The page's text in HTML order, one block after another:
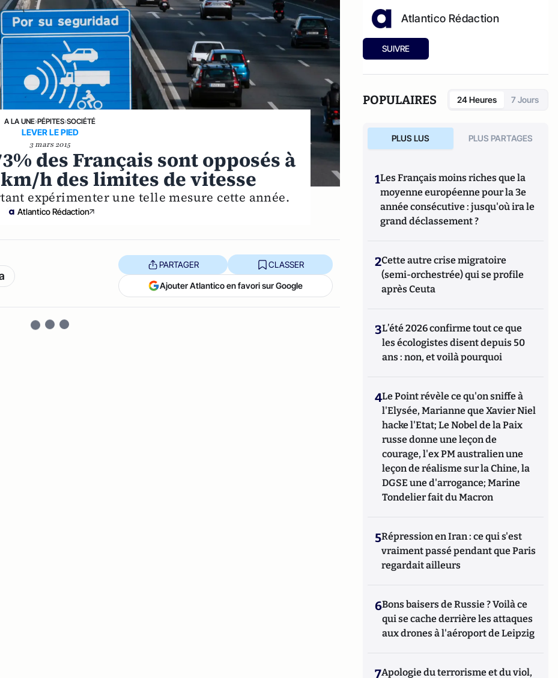
A LA UNE›PÉPITES›SOCIÉTÉ
LEVER LE PIED
3 mars 2015
des Français sont opposés à
h des limites de vitesse
expérimenter une telle mesure cette année.
Atlantico Rédaction
PARTAGER CLASSER
Ajouter Atlantico en favori sur Google
Atlantico Rédaction
SUIVRE
POPULAIRES 24 Heures 7 Jours
PLUS LUS PLUS PARTAGES
1Les Français moins riches que la
moyenne européenne pour la 3e
année consécutive : jusqu'où ira le
grand déclassement ?
2Cette autre crise migratoire
(semi-orchestrée) qui se profile
après Ceuta
3L’été 2026 confirme tout ce que
les écologistes disent depuis 50
ans : non, et voilà pourquoi
4Le Point révèle ce qu'on sniffe à
l'Elysée, Marianne que Xavier Niel
hacke l'Etat; Le Nobel de la Paix
russe donne une leçon de
courage, l'ex PM australien une
leçon de réalisme sur la Chine, la
DGSE une d'arrogance; Marine
Tondelier fait du Macron
5Répression en Iran : ce qui s'est
vraiment passé pendant que Paris
regardait ailleurs
6Bons baisers de Russie ? Voilà ce
qui se cache derrière les attaques
aux drones à l'aéroport de Leipzig
7Apologie du terrorisme et du viol,